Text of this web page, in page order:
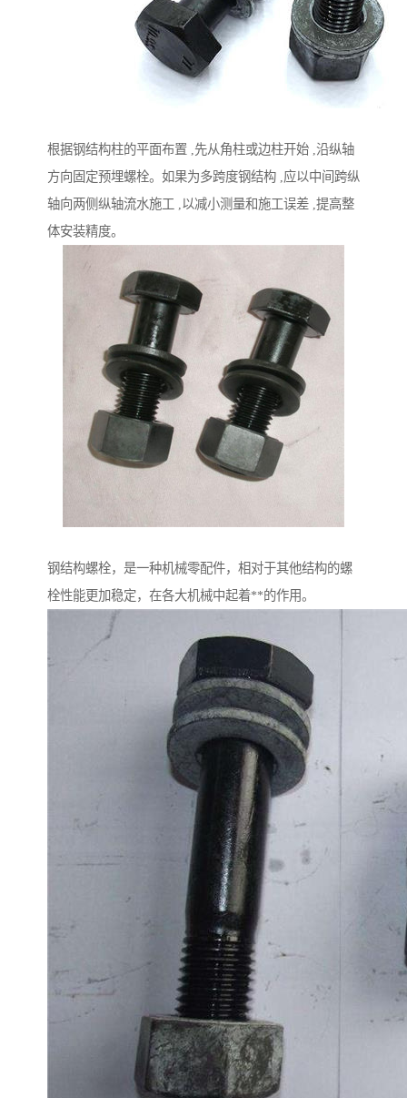
根据钢结构柱的平面布置 ,先从角柱或边柱开始 ,沿纵轴
方向固定预埋螺栓。如果为多跨度钢结构 ,应以中间跨纵
轴向两侧纵轴流水施工 ,以减小测量和施工误差 ,提高整
体安装精度。
钢结构螺栓，是一种机械零配件，相对于其他结构的螺
栓性能更加稳定，在各大机械中起着**的作用。